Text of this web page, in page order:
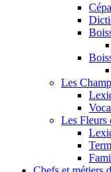
Les
Les Fleurs